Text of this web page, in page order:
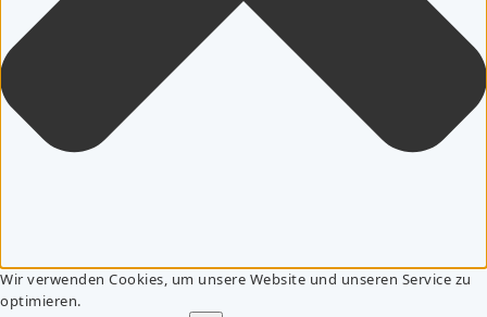
Wir verwenden Cookies, um unsere Website und unseren Service zu
optimieren.